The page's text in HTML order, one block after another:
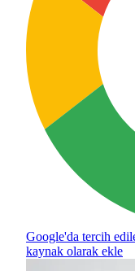
Google'da tercih
kaynak olarak ekle